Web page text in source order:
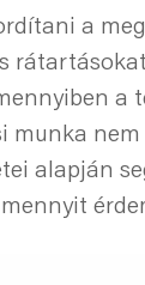
a
a
munka
alapján